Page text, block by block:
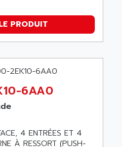
PRODUIT
6AA0
4 ENTRÉES ET 4
À RESSORT (PUSH-